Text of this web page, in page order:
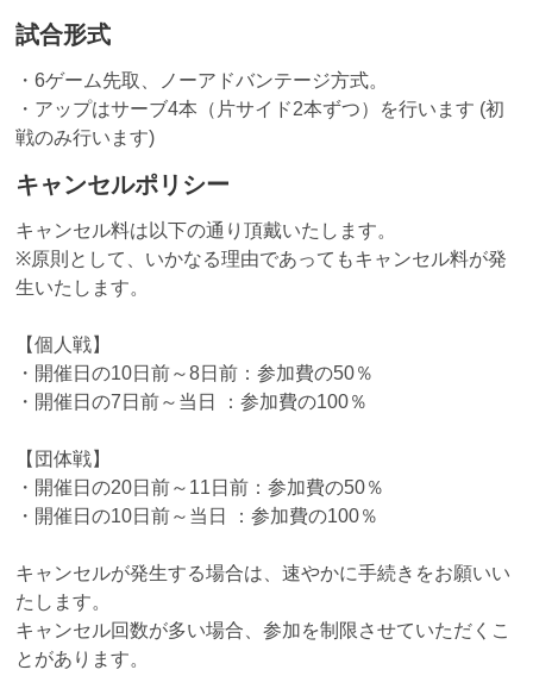
試合形式
・6ゲーム先取、ノーアドバンテージ方式。
・アップはサーブ4本（片サイド2本ずつ）を行います (初
戦のみ行います)
キャンセルポリシー
キャンセル料は以下の通り頂戴いたします。
※原則として、いかなる理由であってもキャンセル料が発
生いたします。
【個人戦】
・開催日の10日前～8日前：参加費の50％
・開催日の7日前～当日 ：参加費の100％
【団体戦】
・開催日の20日前～11日前：参加費の50％
・開催日の10日前～当日 ：参加費の100％
キャンセルが発生する場合は、速やかに手続きをお願いい
たします。
キャンセル回数が多い場合、参加を制限させていただくこ
とがあります。